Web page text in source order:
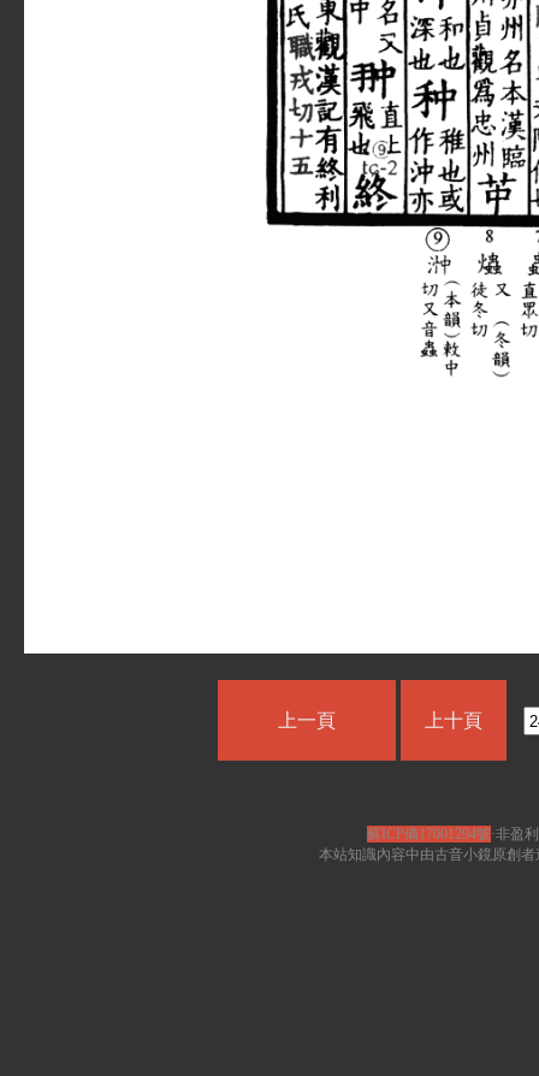
上一頁 上十頁
蘇ICP備17001294號·非盈
本站知識內容中由古音小鏡原創